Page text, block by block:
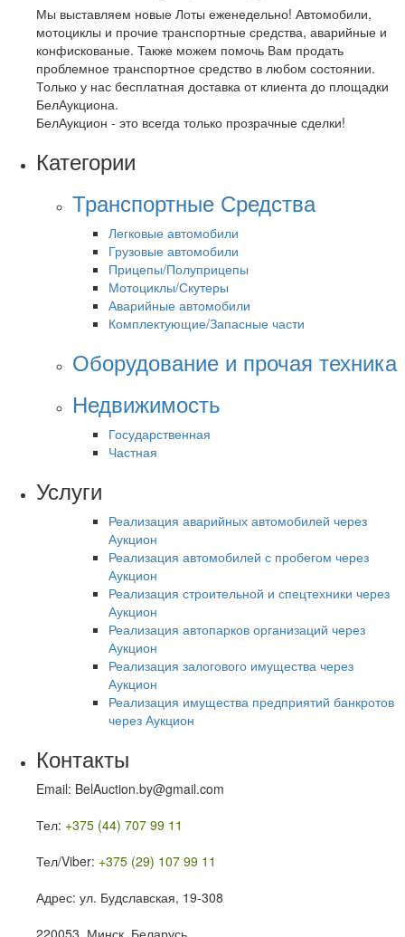
Мы выставляем новые Лоты еженедельно! Автомобили,
мотоциклы и прочие транспортные средства, аварийные и
конфискованые. Также можем помочь Вам продать
проблемное транспортное средство в любом состоянии.
Только у нас бесплатная доставка от клиента до площадки
БелАукциона.
БелАукцион - это всегда только прозрачные сделки!
Категории
Транспортные Средства
Легковые автомобили
Грузовые автомобили
Прицепы/Полуприцепы
Мотоциклы/Скутеры
Аварийные автомобили
Комплектующие/Запасные части
Оборудование и прочая техника
Недвижимость
Государственная
Частная
Услуги
Реализация аварийных автомобилей через
Аукцион
Реализация автомобилей с пробегом через
Аукцион
Реализация строительной и спецтехники через
Аукцион
Реализация автопарков организаций через
Аукцион
Реализация залогового имущества через
Аукцион
Реализация имущества предприятий банкротов
через Аукцион
Контакты
Email: BelAuction.by@gmail.com
Тел: +375 (44) 707 99 11
Тел/Viber: +375 (29) 107 99 11
Адрес: ул. Будславская, 19-308
220053, Минск, Беларусь